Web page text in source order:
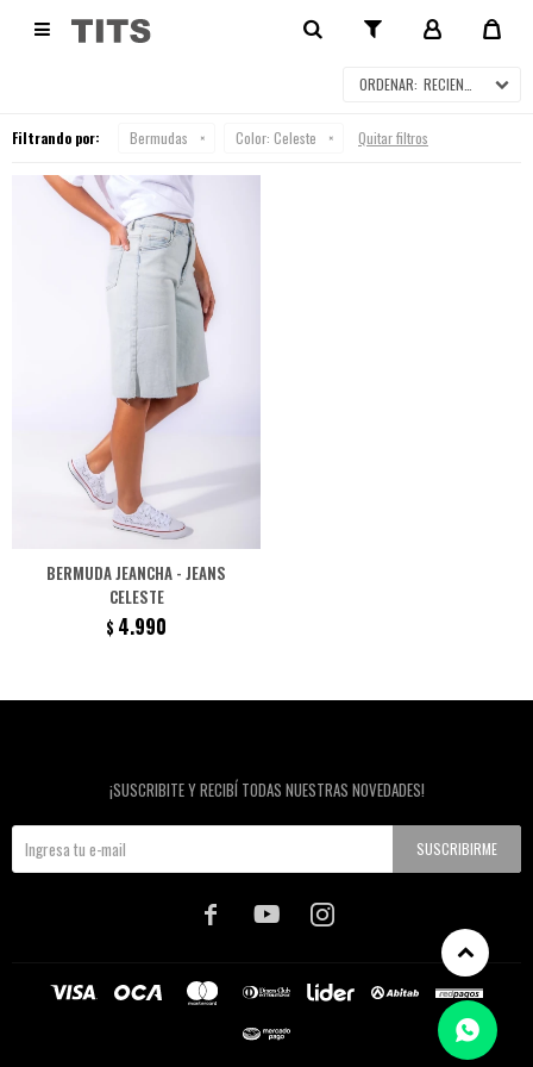
 BERMUDAS
RECIENTES
Filtrando por: Bermudas Color: Celeste Quitar filtros
BERMUDA JEANCHA - JEANS
CELESTE
$ 4.990
¡SUSCRIBITE Y RECIBÍ TODAS NUESTRAS NOVEDADES!
SUSCRIBIRME
  